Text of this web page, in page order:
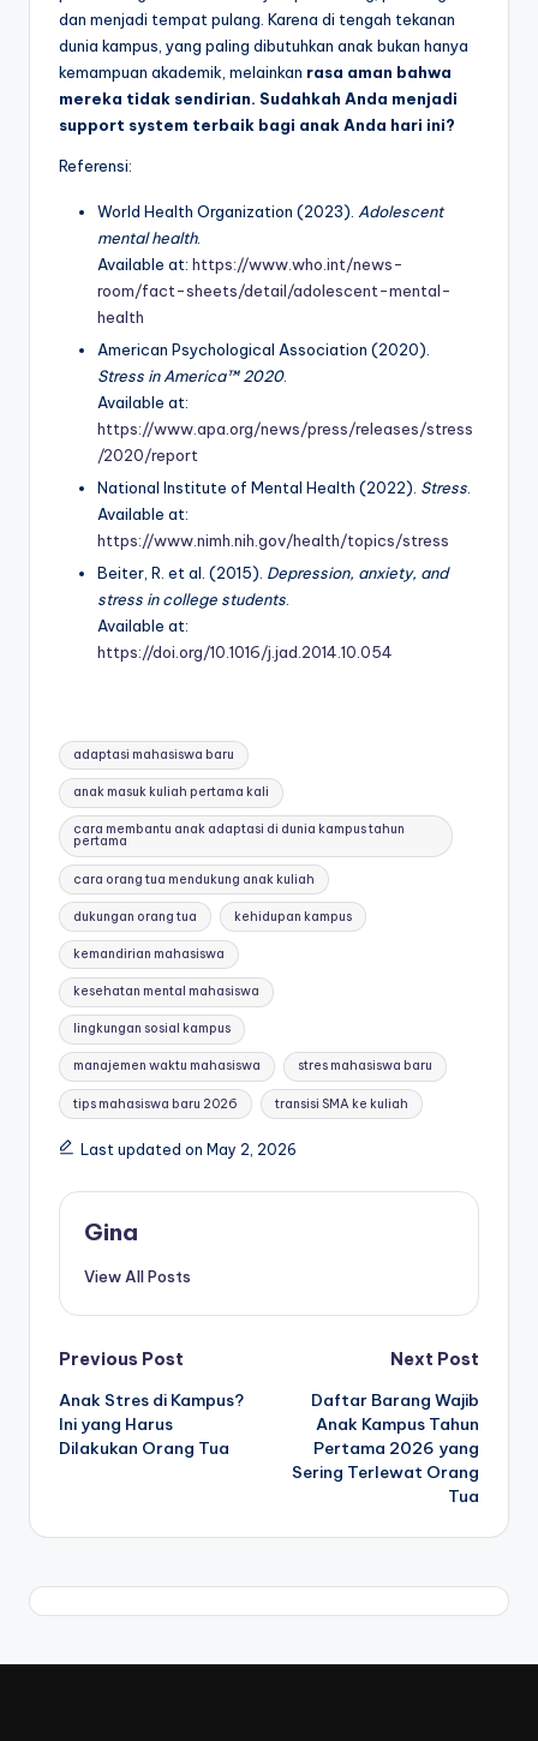
dan menjadi tempat pulang. Karena di tengah tekanan
dunia kampus, yang paling dibutuhkan anak bukan hanya
kemampuan akademik, melainkan rasa aman bahwa
mereka tidak sendirian. Sudahkah Anda menjadi
support system terbaik bagi anak Anda hari ini?
Referensi:
World Health Organization (2023). Adolescent
mental health.
Available at: https://www.who.int/news-
room/fact-sheets/detail/adolescent-mental-
health
American Psychological Association (2020).
Stress in America™ 2020.
Available at:
https://www.apa.org/news/press/releases/stress
/2020/report
National Institute of Mental Health (2022). Stress.
Available at:
https://www.nimh.nih.gov/health/topics/stress
Beiter, R. et al. (2015). Depression, anxiety, and
stress in college students.
Available at:
https://doi.org/10.1016/j.jad.2014.10.054
Tags:
adaptasi mahasiswa baru
anak masuk kuliah pertama kali
cara membantu anak adaptasi di dunia kampus tahun
pertama
cara orang tua mendukung anak kuliah
dukungan orang tua kehidupan kampus
kemandirian mahasiswa
kesehatan mental mahasiswa
lingkungan sosial kampus
manajemen waktu mahasiswa stres mahasiswa baru
tips mahasiswa baru 2026 transisi SMA ke kuliah
Last updated on May 2, 2026
Gina
View All Posts
Post
navigation
Previous Post
Anak Stres di Kampus?
Ini yang Harus
Dilakukan Orang Tua
Next Post
Daftar Barang Wajib
Anak Kampus Tahun
Pertama 2026 yang
Sering Terlewat Orang
Tua